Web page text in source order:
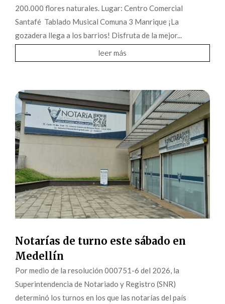
200.000 flores naturales. Lugar: Centro Comercial
Santafé Tablado Musical Comuna 3 Manrique ¡La
gozadera llega a los barrios! Disfruta de la mejor...
leer más
Notarías de turno este sábado en
Medellín
Por medio de la resolución 000751-6 del 2026, la
Superintendencia de Notariado y Registro (SNR)
determinó los turnos en los que las notarías del país